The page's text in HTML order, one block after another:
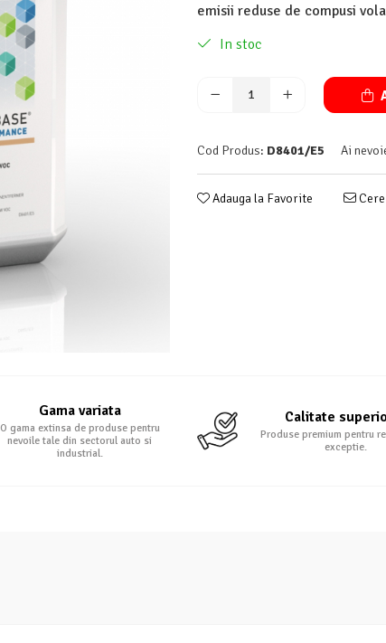
emisii reduse de compusi
In stoc
Cod Produs: D8401/E5 Ai
Adauga la Favorite
Gama variata
O gama extinsa de produse pentru
nevoile tale din sectorul auto si
industrial.
Calitate
Produse premium pentru
exceptie.